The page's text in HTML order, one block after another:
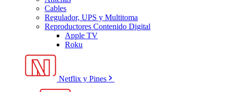
Cables
Regulador, UPS y Multitoma
Reproductores Contenido Digital
Apple TV
Roku
Netflix y Pines